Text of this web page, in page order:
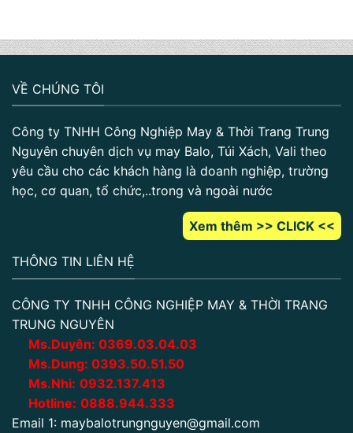
VỀ CHÚNG TÔI
Công ty TNHH Công Nghiệp May & Thời Trang Trung
Nguyên chuyên dịch vụ may Balo, Túi Xách, Vali theo
yêu cầu cho các khách hàng là doanh nghiệp, trường
học, cơ quan, tổ chức,..trong và ngoài nước
Xem thêm >> CLICK <<
THÔNG TIN LIÊN HỆ
CÔNG TY TNHH CÔNG NGHIỆP MAY & THỜI TRANG
TRUNG NGUYÊN
Ms.Duyên: 0369.03.04.03
Ms.Dung: 0393.50.51.50
Ms.Nhi: 0932.137.413
Hotline: 0888.944.333
Email 1: maybalotrungnguyen@gmail.com